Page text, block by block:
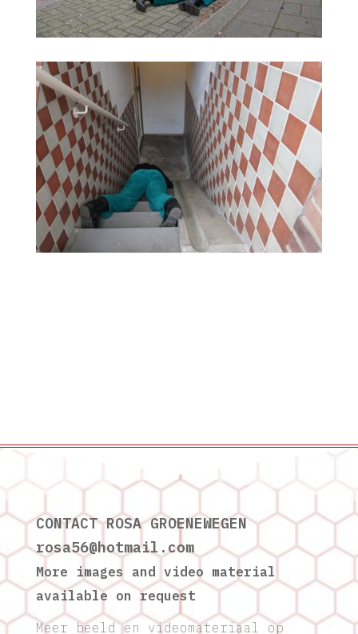
CONTACT ROSA GROENEWEGEN
moc.liamtoh
@65asor
More images and video material
available on request
Meer beeld en videomateriaal op